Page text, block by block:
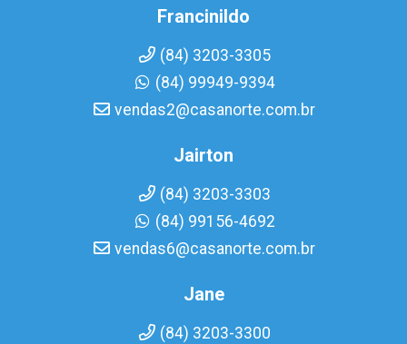
Francinildo
(84) 3203-3305
(84) 99949-9394
vendas2@casanorte.com.br
Jairton
(84) 3203-3303
(84) 99156-4692
vendas6@casanorte.com.br
Jane
(84) 3203-3300